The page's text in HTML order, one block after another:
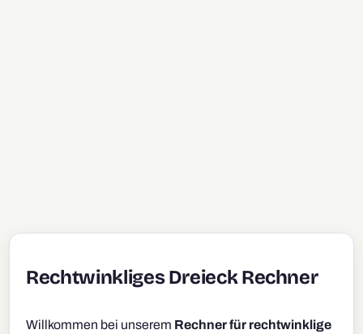
Rechtwinkliges Dreieck Rechner
Willkommen bei unserem Rechner für rechtwinklige